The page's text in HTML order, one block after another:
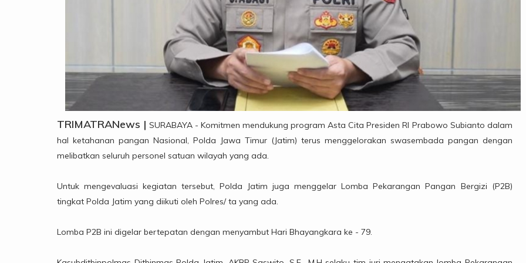
TRIMATRANews |SURABAYA - Komitmen mendukung program Asta Cita Presiden RI Prabowo Subianto dalam
hal ketahanan pangan Nasional, Polda Jawa Timur (Jatim) terus menggelorakan swasembada pangan dengan
melibatkan seluruh personel satuan wilayah yang ada.
Untuk mengevaluasi kegiatan tersebut, Polda Jatim juga menggelar Lomba Pekarangan Pangan Bergizi (P2B)
tingkat Polda Jatim yang diikuti oleh Polres/ ta yang ada.
Lomba P2B ini digelar bertepatan dengan menyambut Hari Bhayangkara ke - 79.